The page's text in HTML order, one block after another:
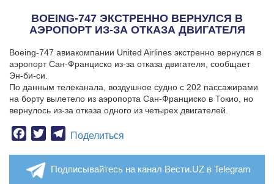
BOEING-747 ЭКСТРЕННО ВЕРНУЛСЯ В
АЭРОПОРТ ИЗ-ЗА ОТКАЗА ДВИГАТЕЛЯ
Boeing-747 авиакомпании United Airlines экстренно вернулся в
аэропорт Сан-Франциско из-за отказа двигателя, сообщает
Эн-би-си.
По данным телеканала, воздушное судно с 202 пассажирами
на борту вылетело из аэропорта Сан-Франциско в Токио, но
вернулось из-за отказа одного из четырех двигателей.
Facebook
TwitterTelegram
Поделиться
Подписывайтесь на канал Вести.UZ в Telegram